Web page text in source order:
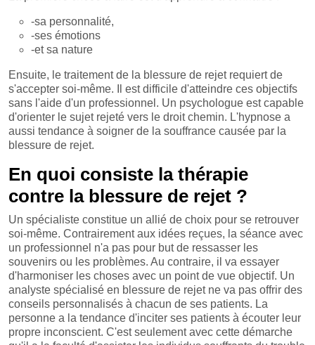
-sa personnalité,
-ses émotions
-et sa nature
Ensuite, le traitement de la blessure de rejet requiert de
s'accepter soi-même. Il est difficile d'atteindre ces objectifs
sans l'aide d'un professionnel. Un psychologue est capable
d'orienter le sujet rejeté vers le droit chemin. L'hypnose a
aussi tendance à soigner de la souffrance causée par la
blessure de rejet.
En quoi consiste la thérapie
contre la blessure de rejet ?
Un spécialiste constitue un allié de choix pour se retrouver
soi-même. Contrairement aux idées reçues, la séance avec
un professionnel n'a pas pour but de ressasser les
souvenirs ou les problèmes. Au contraire, il va essayer
d'harmoniser les choses avec un point de vue objectif. Un
analyste spécialisé en blessure de rejet ne va pas offrir des
conseils personnalisés à chacun de ses patients. La
personne a la tendance d'inciter ses patients à écouter leur
propre inconscient. C'est seulement avec cette démarche